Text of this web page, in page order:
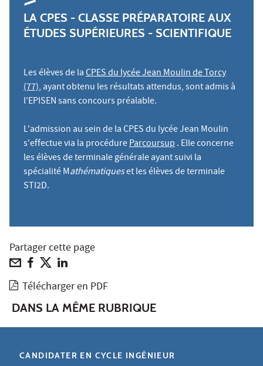
LA CPES - CLASSE PRÉPARATOIRE AUX
ÉTUDES SUPÉRIEURES - SCIENTIFIQUE
Les élèves de laCPES du lycée Jean Moulin de Torcy
(77), ayant obtenu les résultats attendus, sont admis à
l'EPISEN sans concours préalable.
L'admission au sein de la CPES du lycée Jean Moulin
s'effectue via la procédureParcoursup. Elle concerne
les élèves de terminale générale ayant suivi la
spécialité Mathématiqueset les élèves de terminale
STI2D.
Partager cette page
Télécharger en PDF
DANS LA MÊME RUBRIQUE
CANDIDATER EN CYCLE INGÉNIEUR